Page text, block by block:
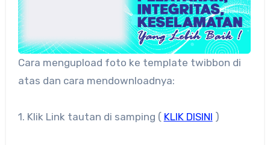
Cara mengupload foto ke template twibbon di
atas dan cara mendownloadnya:
1. Klik Link tautan di samping ( KLIK DISINI )